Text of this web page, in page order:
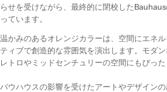
らせを受けながら、最終的に閉校した
っています。
温かみのあるオレンジカラーは、空間にエネ
ティブで創造的な雰囲気を演出します。モダン
レトロやミッドセンチュリーの空間にもぴった
バウハウスの影響を受けたアートやデザイン